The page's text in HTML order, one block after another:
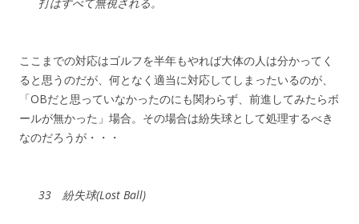
ここまでの対応はゴルフを半年もやれば大体の人は分かってく
ると思うのだが、何となく適当に対応してしまったいるのが、
「OBだと思っていなかったのにも関わらず、前進してみたらボ
ールが無かった」場合。その場合は紛失球として処理するべき
なのだろうが・・・
33 紛失球(Lost Ball)